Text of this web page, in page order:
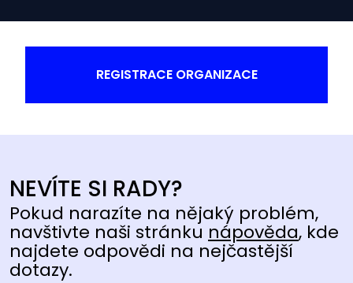
REGISTRACE ORGANIZACE
NEVÍTE SI RADY?
Pokud narazíte na nějaký problém,
navštivte naši stránku nápověda, kde
najdete odpovědi na nejčastější
dotazy.